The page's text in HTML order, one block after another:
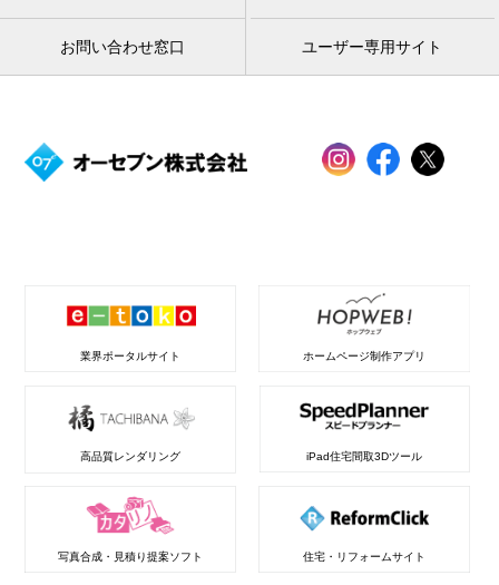
お問い合わせ窓口 ユーザー専用サイト
業界ポータルサイト ホームページ制作アプリ
高品質レンダリング iPad住宅間取3Dツール
写真合成・見積り提案ソフト 住宅・リフォームサイト